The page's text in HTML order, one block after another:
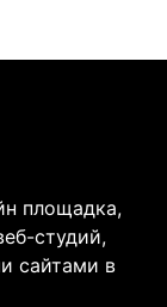
площадка,
студий,
сайтами в